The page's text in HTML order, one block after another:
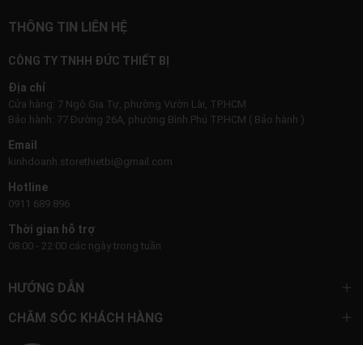
THÔNG TIN LIÊN HỆ
CÔNG TY TNHH ĐỨC THIẾT BỊ
Địa chỉ
Cửa hàng: 7 Ngô Gia Tự, phường Vườn Lài, TP.HCM
Bảo hành: 77 Đường 26A, phường Bình Phú TP.HCM ( Bảo hành )
Email
kinhdoanh.storethietbi@gmail.com
Hotline
0911 689 896
Thời gian hỗ trợ
08:00 - 22:00 các ngày trong tuần
HƯỚNG DẪN
CHĂM SÓC KHÁCH HÀNG